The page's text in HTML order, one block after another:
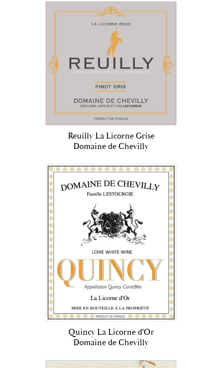
Reuilly La Licorne Grise
Domaine de Chevilly
Quincy La Licorne d'Or
Domaine de Chevilly